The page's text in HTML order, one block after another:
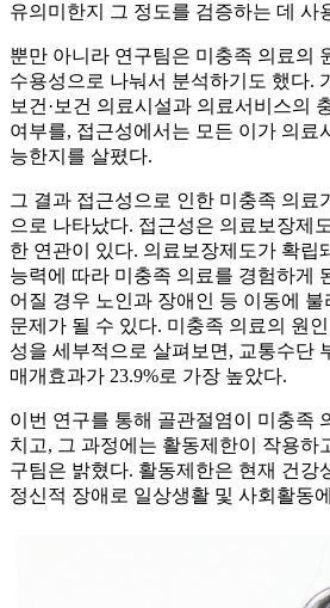
유의미한지 그 정도를 검증하는 데 사
뿐만 아니라 연구팀은 미충족 의료의
수용성으로 나눠서 분석하기도 했다.
보건·보건 의료시설과 의료서비스의
여부를, 접근성에서는 모든 이가 의료
능한지를 살폈다.
그 결과 접근성으로 인한 미충족 의료
으로 나타났다. 접근성은 의료보장제
한 연관이 있다. 의료보장제도가 확립
능력에 따라 미충족 의료를 경험하게
어질 경우 노인과 장애인 등 이동에 불
문제가 될 수 있다. 미충족 의료의 원
성을 세부적으로 살펴보면, 교통수단
매개효과가 23.9%로 가장 높았다.
이번 연구를 통해 골관절염이 미충족
치고, 그 과정에는 활동제한이 작용하
구팀은 밝혔다. 활동제한은 현재 건강
정신적 장애로 일상생활 및 사회활동